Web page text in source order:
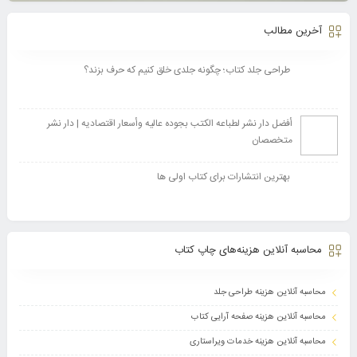
آخرین مطالب
طراحی جلد کتاب؛ چگونه جلدی خلق کنیم که حرف بزند؟
أفضل دار نشر لطباعه الکتب بجوده عالیه وأسعار اقتصادیه | دار نشر
متخصصان
بهترین انتشارات برای کتاب اولی ها
محاسبه آنلاین هزینه‌های چاپ کتاب
محاسبه آنلاین هزینه طراحی جلد
محاسبه آنلاین هزینه صفحه آرایی کتاب
محاسبه آنلاین هزینه خدمات ویراستاری